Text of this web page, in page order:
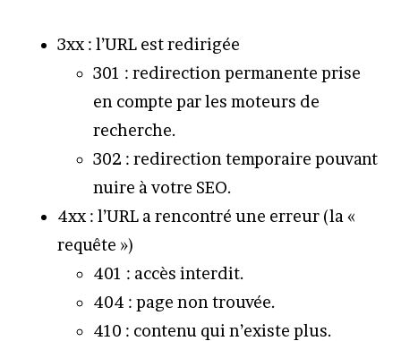
3xx : l’URL est redirigée
301 : redirection permanente prise
en compte par les moteurs de
recherche.
302 : redirection temporaire pouvant
nuire à votre SEO.
4xx : l’URL a rencontré une erreur (la «
requête »)
401 : accès interdit.
404 : page non trouvée.
410 : contenu qui n’existe plus.